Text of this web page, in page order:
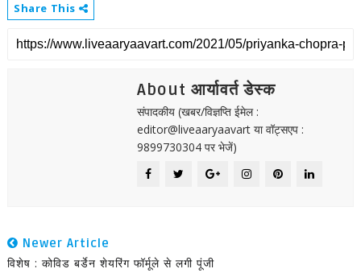
Share This
About आर्यावर्त डेस्क
संपादकीय (खबर/विज्ञप्ति ईमेल :
editor@liveaaryaavart या वॉट्सएप :
9899730304 पर भेजें)
Newer Article
विशेष : कोविड बर्डेन शेयरिंग फॉर्मूले से लगी पूंजी